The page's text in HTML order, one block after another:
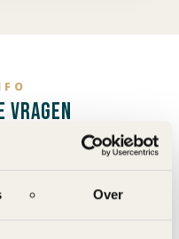
Over
VRAGEN
& parttime mogelijk